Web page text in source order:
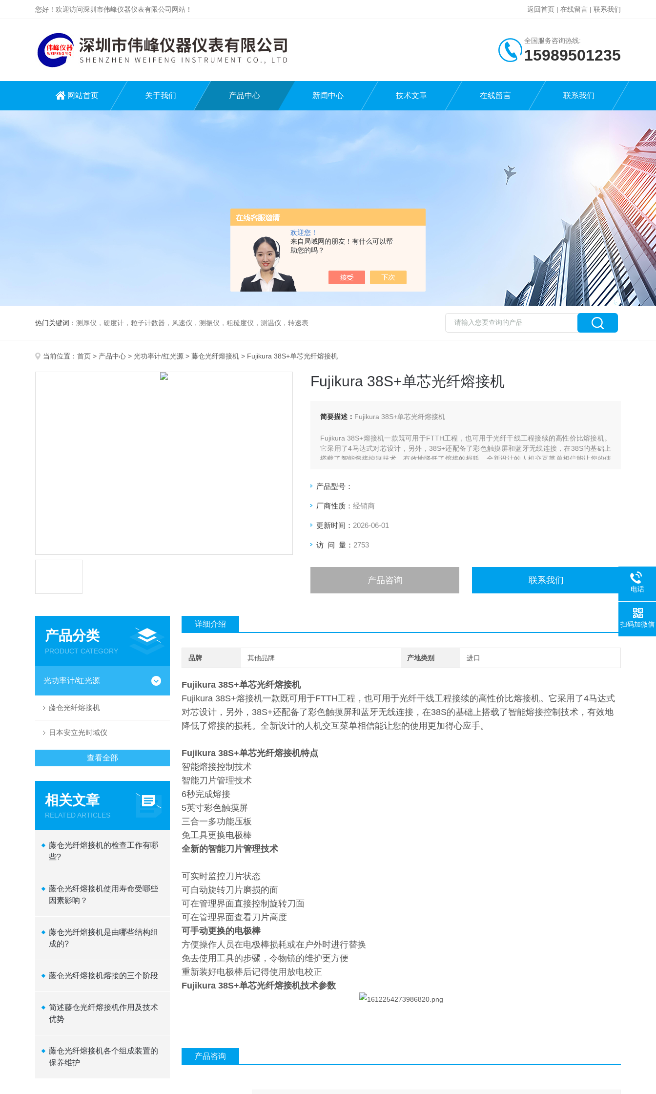
欢迎您！
来自局域网的朋友！有什么可以帮
助您的吗？
您好！欢迎访问深圳市伟峰仪器仪表有限公司网站！ 返回首页 | 在线留言 | 联系我们
全国服务咨询热线:
15989501235
网站首页 关于我们 产品中心 新闻中心 技术文章 在线留言 联系我们
热门关键词： 测厚仪，硬度计，粒子计数器，风速仪，测振仪，粗糙度仪，测温仪，转速表
当前位置： 首页 > 产品中心 > 光功率计/红光源 > 藤仓光纤熔接机 > Fujikura 38S+单芯光纤熔接机
Fujikura 38S+单芯光纤熔接机
简要描述： Fujikura 38S+单芯光纤熔接机
Fujikura 38S+熔接机一款既可用于FTTH工程，也可用于光纤干线工程接续的高性价比熔接机。
它采用了4马达式对芯设计，另外，38S+还配备了彩色触摸屏和蓝牙无线连接，在38S的基础上
搭载了智能熔接控制技术，有效地降低了熔接的损耗。全新设计的人机交互菜单相信能让您的使
产品型号：
厂商性质： 经销商
更新时间： 2026-06-01
访 问 量： 2753
产品咨询 联系我们
产品分类
PRODUCT CATEGORY
光功率计/红光源
藤仓光纤熔接机
日本安立光时域仪
查看全部
相关文章
RELATED ARTICLES
藤仓光纤熔接机的检查工作有哪
些?
藤仓光纤熔接机使用寿命受哪些
因素影响？
藤仓光纤熔接机是由哪些结构组
成的?
藤仓光纤熔接机熔接的三个阶段
简述藤仓光纤熔接机作用及技术
优势
藤仓光纤熔接机各个组成装置的
保养维护
详细介绍
品牌 其他品牌 产地类别 进口
Fujikura 38S+单芯光纤熔接机
Fujikura 38S+熔接机一款既可用于FTTH工程，也可用于光纤干线工程接续的高性价比熔接机。它采用了4马达式
对芯设计，另外，38S+还配备了彩色触摸屏和蓝牙无线连接，在38S的基础上搭载了智能熔接控制技术，有效地
降低了熔接的损耗。全新设计的人机交互菜单相信能让您的使用更加得心应手。
Fujikura 38S+单芯光纤熔接机特点
智能熔接控制技术
智能刀片管理技术
6秒完成熔接
5英寸彩色触摸屏
三合一多功能压板
免工具更换电极棒
全新的智能刀片管理技术
可实时监控刀片状态
可自动旋转刀片磨损的面
可在管理界面直接控制旋转刀面
可在管理界面查看刀片高度
可手动更换的电极棒
方便操作人员在电极棒损耗或在户外时进行替换
免去使用工具的步骤，令物镜的维护更方便
重新装好电极棒后记得使用放电校正
Fujikura 38S+单芯光纤熔接机技术参数
产品咨询
电话
扫码加微信